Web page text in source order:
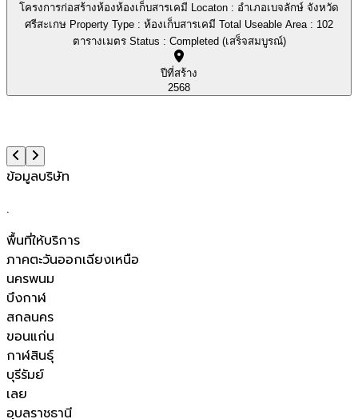
โครงการก่อสร้างห้องห้องเก็บสารเคมี Locaton : อำเภอเบจลักษ์ จังหวัด
ศรีสะเกษ Property Type : ห้องเก็บสารเคมี Total Useable Area : 102
ตารางเมตร Status : Completed (เสร็จสมบูรณ์)
ปีที่สร้าง
2568
ข้อมูลบริษัท
.
พื้นที่ให้บริการ
ภาคตะวันออกเฉียงเหนือ
นครพนม
บึงกาฬ
สกลนคร
ขอนแก่น
กาฬสินธุ์
บุรีรัมย์
เลย
อุบลราชธานี